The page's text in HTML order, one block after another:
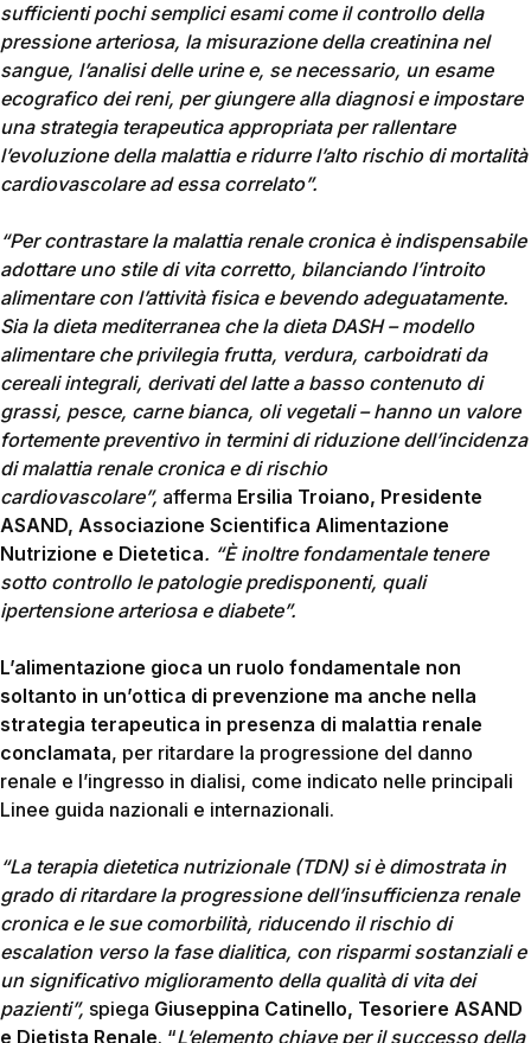
sufficienti pochi semplici esami come il controllo della
pressione arteriosa, la misurazione della creatinina nel
sangue, l’analisi delle urine e, se necessario, un esame
ecografico dei reni, per giungere alla diagnosi e impostare
una strategia terapeutica appropriata per rallentare
l’evoluzione della malattia e ridurre l’alto rischio di mortalità
cardiovascolare ad essa correlato”.
“Per contrastare la malattia renale cronica è indispensabile
adottare uno stile di vita corretto, bilanciando l’introito
alimentare con l’attività fisica e bevendo adeguatamente.
Sia la dieta mediterranea che la dieta DASH – modello
alimentare che privilegia frutta, verdura, carboidrati da
cereali integrali, derivati del latte a basso contenuto di
grassi, pesce, carne bianca, oli vegetali – hanno un valore
fortemente preventivo in termini di riduzione dell’incidenza
di malattia renale cronica e di rischio
cardiovascolare”, afferma Ersilia Troiano, Presidente
ASAND, Associazione Scientifica Alimentazione
Nutrizione e Dietetica. “È inoltre fondamentale tenere
sotto controllo le patologie predisponenti, quali
ipertensione arteriosa e diabete”.
L’alimentazione gioca un ruolo fondamentale non
soltanto in un’ottica di prevenzione ma anche nella
strategia terapeutica in presenza di malattia renale
conclamata, per ritardare la progressione del danno
renale e l’ingresso in dialisi, come indicato nelle principali
Linee guida nazionali e internazionali.
“La terapia dietetica nutrizionale (TDN) si è dimostrata in
grado di ritardare la progressione dell’insufficienza renale
cronica e le sue comorbilità, riducendo il rischio di
escalation verso la fase dialitica, con risparmi sostanziali e
un significativo miglioramento della qualità di vita dei
pazienti”, spiega Giuseppina Catinello, Tesoriere ASAND
e Dietista Renale. “L’elemento chiave per il successo della